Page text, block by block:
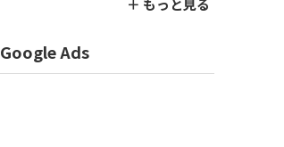
＋ もっと見る
Google Ads